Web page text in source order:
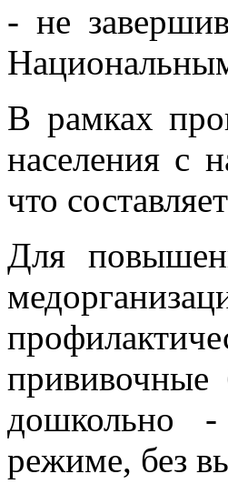
- не
В рамках
населения с
что
Для
прививочные
дошкольно
режиме, без